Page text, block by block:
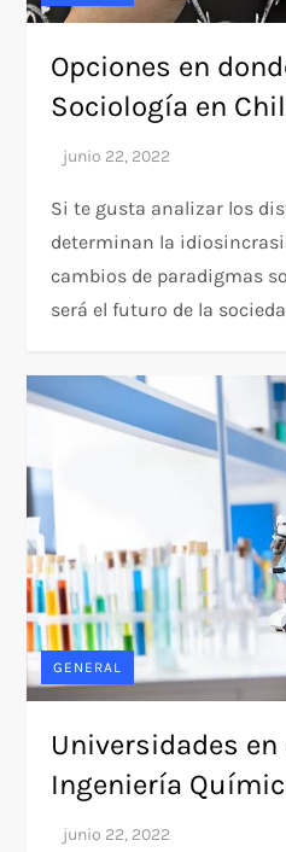
Opciones en
Sociología en
Si te gusta analizar los
determinan la
cambios de paradigmas
será el futuro de la
GENERAL
Universidades
Ingeniería